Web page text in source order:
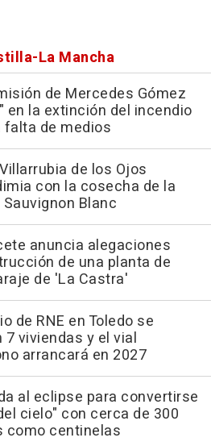
La Mancha
de Mercedes Gómez
en la extinción del incendio
falta de medios
de los Ojos
con la cosecha de la
Blanc
anuncia alegaciones
de una planta de
de 'La Castra'
de RNE en Toledo se
viviendas y el vial
arrancará en 2027
al eclipse para convertirse
cielo" con cerca de 300
como centinelas